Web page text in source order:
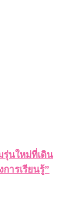
รุ่นใหม่ที่เดิน
ารเรียนรู้”